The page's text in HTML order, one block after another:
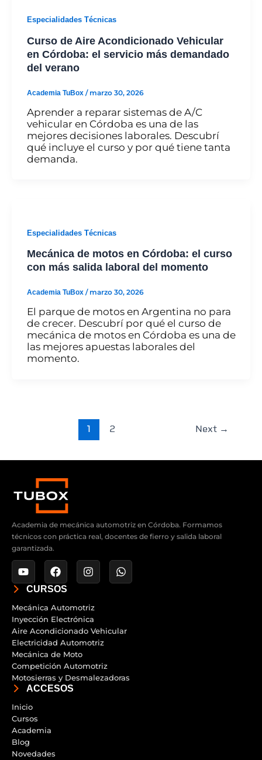
Especialidades Técnicas
Curso de Aire Acondicionado Vehicular
en Córdoba: el servicio más demandado
del verano
Academia TuBox / marzo 30, 2026
Aprender a reparar sistemas de A/C
vehicular en Córdoba es una de las
mejores decisiones laborales. Descubrí
qué incluye el curso y por qué tiene tanta
demanda.
Especialidades Técnicas
Mecánica de motos en Córdoba: el curso
con más salida laboral del momento
Academia TuBox / marzo 30, 2026
El parque de motos en Argentina no para
de crecer. Descubrí por qué el curso de
mecánica de motos en Córdoba es una de
las mejores apuestas laborales del
momento.
1 2 Next →
Academia de mecánica automotriz en Córdoba. Formamos
técnicos con práctica real, docentes de fierro y salida laboral
garantizada.
Y
o
u
u
b
e
F
a
c
e
b
o
o
k
I
n
s
a
g
r
a
m
W
h
a
p
CURSOS
Mecánica Automotriz
Inyección Electrónica
Aire Acondicionado Vehicular
Electricidad Automotriz
Mecánica de Moto
Competición Automotriz
Motosierras y Desmalezadoras
ACCESOS
Inicio
Cursos
Academia
Blog
Novedades